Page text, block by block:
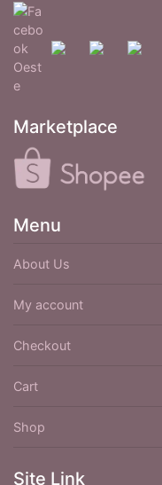
Marketplace
Menu
About Us
My account
Checkout
Cart
Shop
Site Link